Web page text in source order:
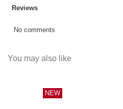
Reviews
No comments
You may also like
NEW